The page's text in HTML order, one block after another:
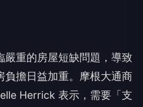
嚴重的房屋短缺問題，導致
負擔日益加重。摩根大通商
Herrick 表示，需要「支